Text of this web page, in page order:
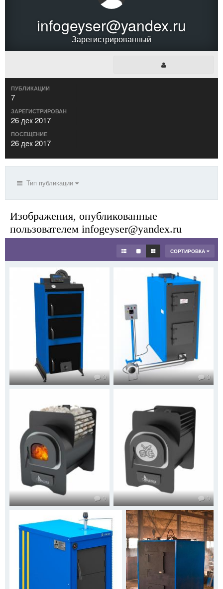
infogeyser@yandex.ru
Зарегистрированный
ПУБЛИКАЦИИ
7
ЗАРЕГИСТРИРОВАН
26 дек 2017
ПОСЕЩЕНИЕ
26 дек 2017
Тип публикации
Изображения, опубликованные
пользователем infogeyser@yandex.ru
СОРТИРОВКА
0 0
0 0